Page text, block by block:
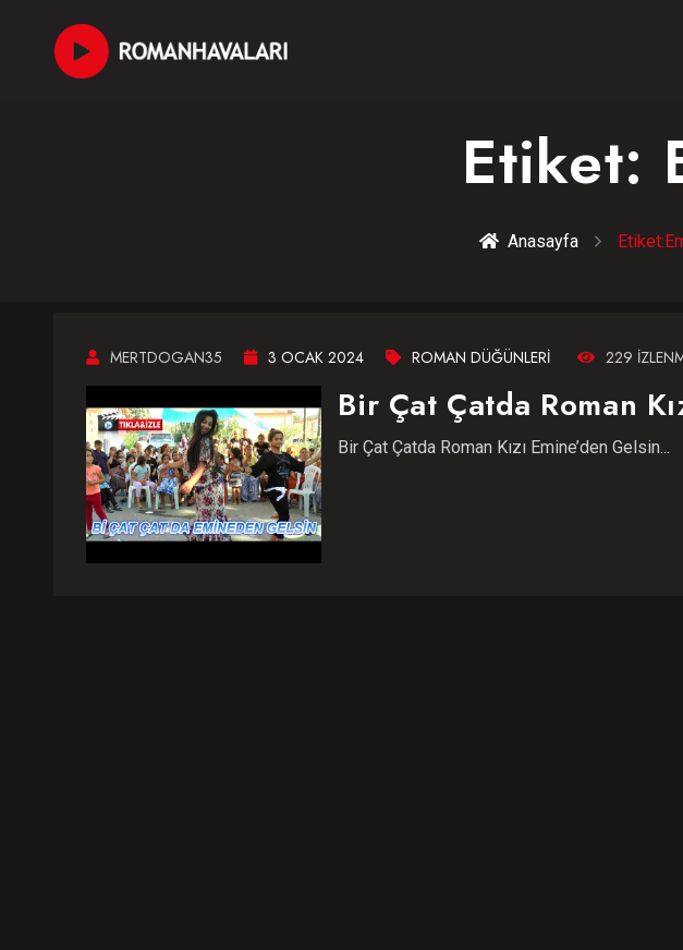
Etiket:
Anasayfa Etiket:
MERTDOGAN35 3 OCAK 2024 ROMAN DÜĞÜNLERI 229
Bir Çat Çatda Roman
Bir Çat Çatda Roman Kızı Emine’den Gelsin...